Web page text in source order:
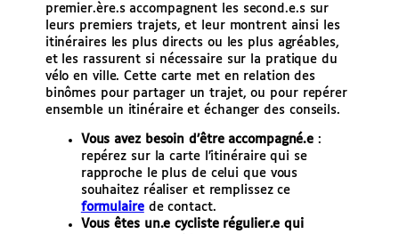
premier.ère.s accompagnent les second.e.s sur
leurs premiers trajets, et leur montrent ainsi les
itinéraires les plus directs ou les plus agréables,
et les rassurent si nécessaire sur la pratique du
vélo en ville. Cette carte met en relation des
binômes pour partager un trajet, ou pour repérer
ensemble un itinéraire et échanger des conseils.
Vous avez besoin d’être accompagné.e :
repérez sur la carte l’itinéraire qui se
rapproche le plus de celui que vous
souhaitez réaliser et remplissez ce
formulairede contact.
Vous êtes un.e cycliste régulier.e qui